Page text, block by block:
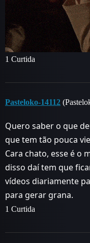
1 Curtida
Pasteloko-14112
Quero saber o que
que tem tão pouca
Cara chato, esse é o
disso daí tem que
vídeos diariamente
para gerar grana.
1 Curtida